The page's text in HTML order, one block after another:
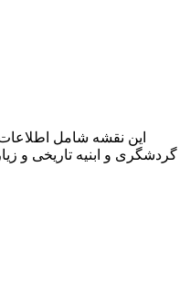
این نقشه شامل
گردشگری و ابنیه تاریخی و